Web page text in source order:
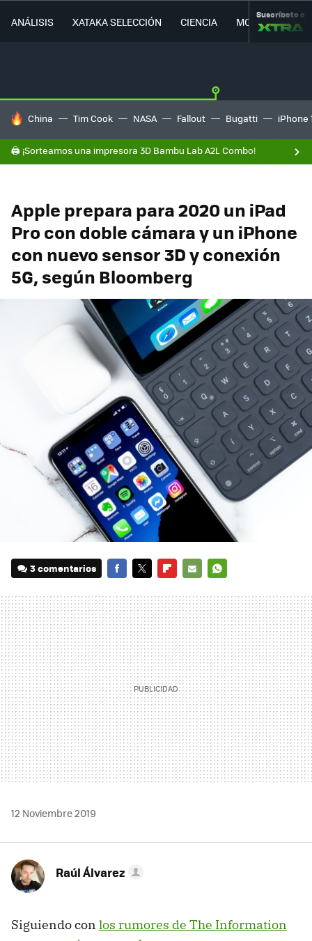
ANÁLISIS XATAKA SELECCIÓN CIENCIA MOVILIDAD
Suscríbete a
HOY SE HABLA DE
China Tim Cook NASA Fallout Bugatti iPhone
🖨️ ¡Sorteamos una impresora 3D Bambu Lab A2L Combo!
Apple prepara para 2020 un iPad
Pro con doble cámara y un iPhone
con nuevo sensor 3D y conexión
5G, según Bloomberg
3 comentarios
MAIL
12 Noviembre 2019
Raúl Álvarez
Siguiendo con los rumores de The Information